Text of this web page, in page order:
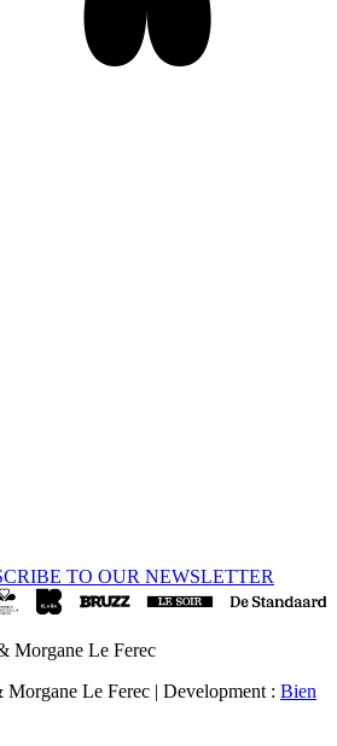
TO OUR NEWSLETTER
Morgane Le Ferec
Morgane Le Ferec | Development : Bien